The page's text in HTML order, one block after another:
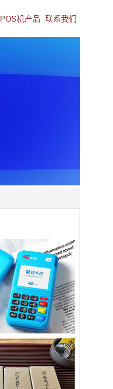
POS机产品 联系我们